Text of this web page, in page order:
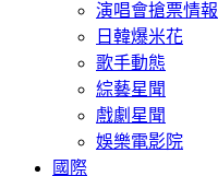
演唱會搶票情報
日韓爆米花
歌手動態
綜藝星聞
戲劇星聞
娛樂電影院
國際